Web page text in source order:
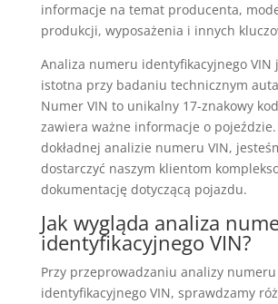
informacje na temat producenta,
produkcji, wyposażenia i innych
Analiza numeru identyfikacyjnego VIN
istotna przy badaniu technicznym
Numer VIN to unikalny 17-znakowy
zawiera ważne informacje o pojeździe.
dokładnej analizie numeru VIN,
dostarczyć naszym klientom
dokumentację dotyczącą pojazdu.
Jak wygląda analiza
identyfikacyjnego VIN?
Przy przeprowadzaniu analizy numeru
identyfikacyjnego VIN, sprawdzamy